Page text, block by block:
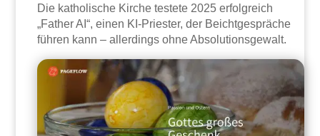
Die katholische Kirche testete 2025 erfolgreich
„Father AI“, einen KI-Priester, der Beichtgespräche
führen kann – allerdings ohne Absolutionsgewalt.